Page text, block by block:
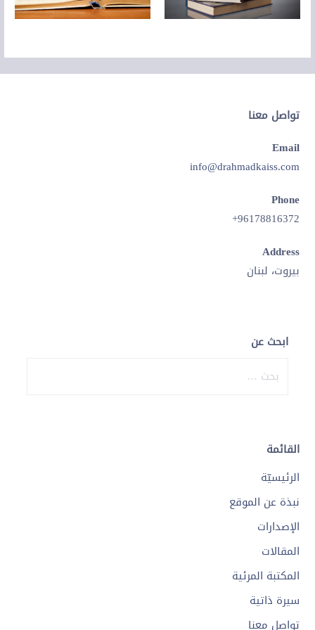
تواصل معنا
Email
info@drahmadkaiss.com
Phone
96178816372+
Address
بيروت، لبنان
ابحث عن
عن:
القائمة
الرئيسيّة
نبذة عن الموقع
الإصدارات
المقالات
المكتبة المرئية
سيرة ذاتية
تواصل معنا